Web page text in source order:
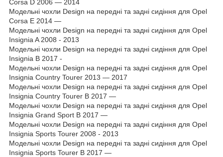
Corsa D 2006 — 2014
Модельні чохли Design на передні та задні сидіння для Opel
Corsa E 2014 —
Модельні чохли Design на передні та задні сидіння для Opel
Insignia A 2008 - 2013
Модельні чохли Design на передні та задні сидіння для Opel
Insignia B 2017 -
Модельні чохли Design на передні та задні сидіння для Opel
Insignia Country Tourer 2013 — 2017
Модельні чохли Design на передні та задні сидіння для Opel
Insignia Country Tourer B 2017 —
Модельні чохли Design на передні та задні сидіння для Opel
Insignia Grand Sport B 2017 —
Модельні чохли Design на передні та задні сидіння для Opel
Insignia Sports Tourer 2008 - 2013
Модельні чохли Design на передні та задні сидіння для Opel
Insignia Sports Tourer B 2017 —